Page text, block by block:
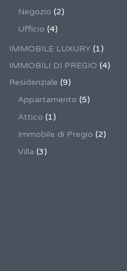
Negozio (2)
Ufficio (4)
IMMOBILE LUXURY (1)
IMMOBILI DI PREGIO (4)
Residenziale (9)
Appartamento (5)
Attico (1)
Immobile di Pregio (2)
Villa (3)